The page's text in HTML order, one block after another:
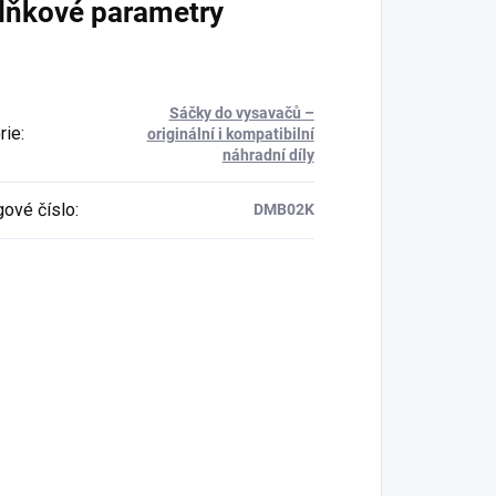
parametry
:
Sáčky do vysavačů –
originální i kompatibilní
náhradní díly
číslo: DMB02K